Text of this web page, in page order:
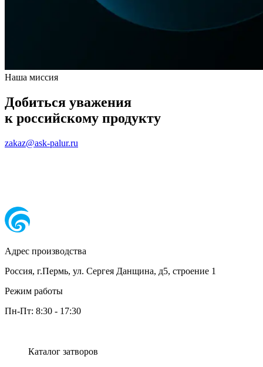
Наша миссия
Добиться уважения
к российскому продукту
zakaz@ask-palur.ru
Адрес производства
Россия, г.Пермь, ул. Сергея Данщина, д5, строение 1
Режим работы
Пн-Пт: 8:30 - 17:30
Каталог затворов